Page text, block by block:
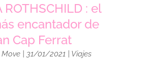
ROTHSCHILD : el
encantador de
Cap Ferrat
Move| 31/01/2021 Viajes